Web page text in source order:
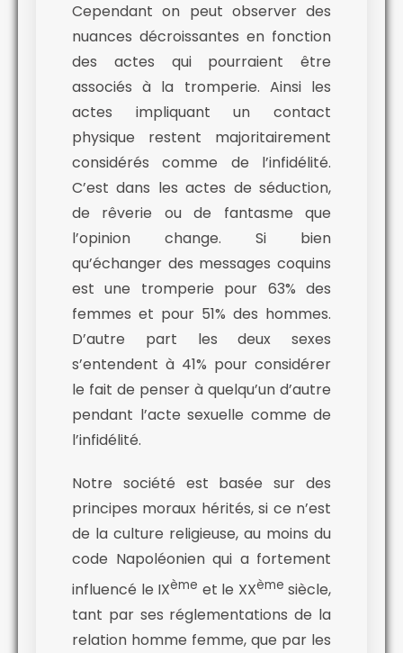
Cependant on peut observer des
nuances décroissantes en fonction
des actes qui pourraient être
associés à la tromperie. Ainsi les
actes impliquant un contact
physique restent majoritairement
considérés comme de l’infidélité.
C’est dans les actes de séduction,
de rêverie ou de fantasme que
l’opinion change. Si bien
qu’échanger des messages coquins
est une tromperie pour 63% des
femmes et pour 51% des hommes.
D’autre part les deux sexes
s’entendent à 41% pour considérer
le fait de penser à quelqu’un d’autre
pendant l’acte sexuelle comme de
l’infidélité.
Notre société est basée sur des
principes moraux hérités, si ce n’est
de la culture religieuse, au moins du
code Napoléonien qui a fortement
influencé le IXème et le XXème siècle,
tant par ses réglementations de la
relation homme femme, que par les